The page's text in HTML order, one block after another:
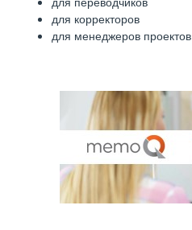
для корректоров
для менеджеров проектов